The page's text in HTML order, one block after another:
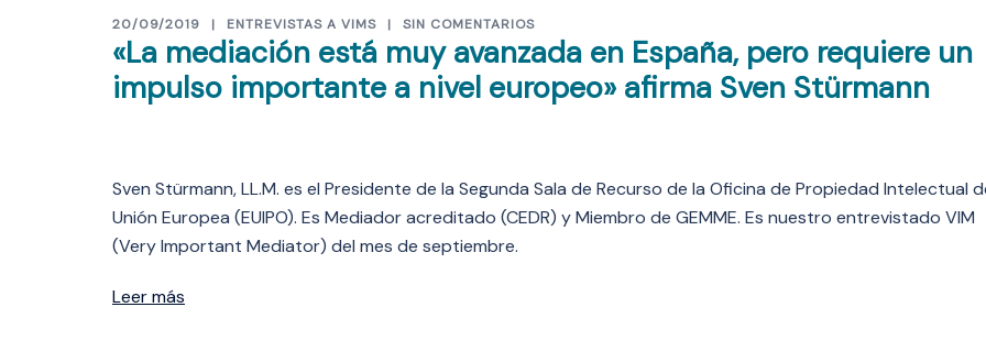
20/09/2019 ENTREVISTAS A VIMS SIN COMENTARIOS
«La mediación está muy avanzada en España, pero requiere un
impulso importante a nivel europeo» afirma Sven Stürmann
Sven Stürmann, LL.M. es el Presidente de la Segunda Sala de Recurso de la Oficina de Propiedad Intelectual
Unión Europea (EUIPO). Es Mediador acreditado (CEDR) y Miembro de GEMME. Es nuestro entrevistado VIM
(Very Important Mediator) del mes de septiembre.
Leer más